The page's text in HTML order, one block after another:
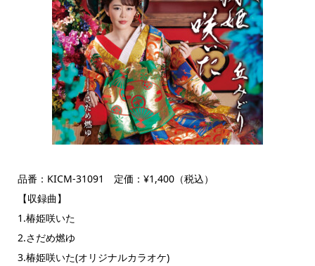
品番：KICM-31091 定価：¥1,400（税込）
【収録曲】
1.椿姫咲いた
2.さだめ燃ゆ
3.椿姫咲いた(オリジナルカラオケ)